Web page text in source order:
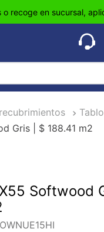
o recoge en sucursal,
Gris | $ 188.41 m2
Softwood